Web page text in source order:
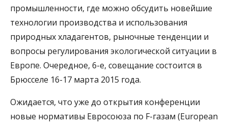
промышленности, где можно обсудить новейшие
технологии производства и использования
природных хладагентов, рыночные тенденции и
вопросы регулирования экологической ситуации в
Европе. Очередное, 6-е, совещание состоится в
Брюсселе 16-17 марта 2015 года.
Ожидается, что уже до открытия конференции
новые нормативы Евросоюза по F-газам (European